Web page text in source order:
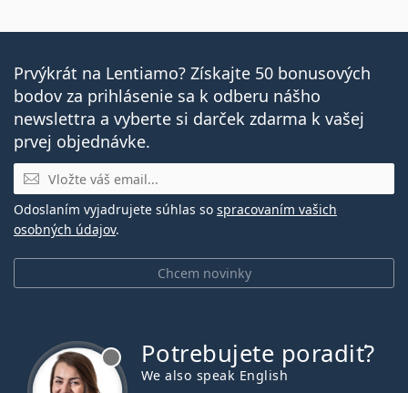
Prvýkrát na Lentiamo? Získajte 50 bonusových
bodov za prihlásenie sa k odberu nášho
newslettra a vyberte si darček zdarma k vašej
prvej objednávke.
E-mail
Chcem novinky
Odoslaním vyjadrujete súhlas so spracovaním vašich
osobných údajov.
Potrebujete poradiť?
We also speak English